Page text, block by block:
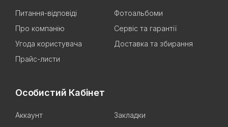
Питання-відповіді
Фотоальбоми
Про компанію
Сервіс та гарантії
Угода користувача
Доставка та збирання
Прайс-листи
Особистий Кабінет
Аккаунт
Закладки